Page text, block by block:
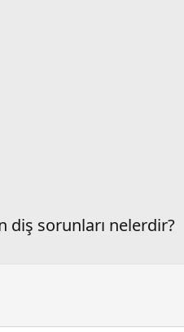
diş sorunları nelerdir?